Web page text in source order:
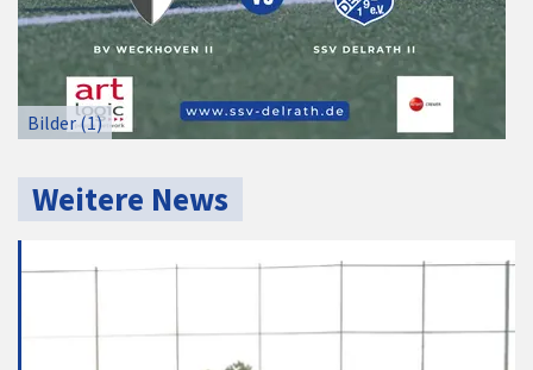
Bilder (1)
Weitere News